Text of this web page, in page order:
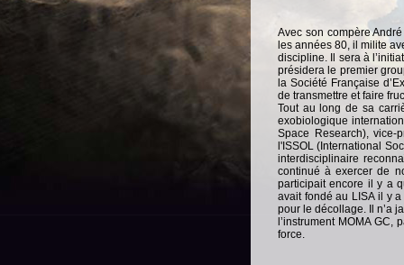
Avec son compère
les années 80, il milite
discipline. Il sera à
présidera le premier
la Société Française
de transmettre et faire
Tout au long de sa
exobiologique
Space Research), vice-
l'ISSOL (International
interdisciplinaire
continué à exercer de
participait encore il y a
avait fondé au LISA il y
pour le décollage. Il n’a
l’instrument MOMA
force.